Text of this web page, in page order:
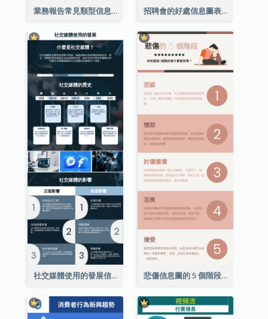
業務報告常見類型信息圖表 招聘會的好處信息圖表
社交媒體使用的發展信息圖表 悲傷信息圖的 5 個階段（附解釋）